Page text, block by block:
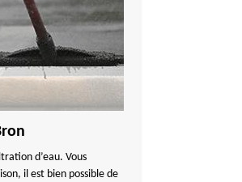
d’eau. Vous
il est bien possible de